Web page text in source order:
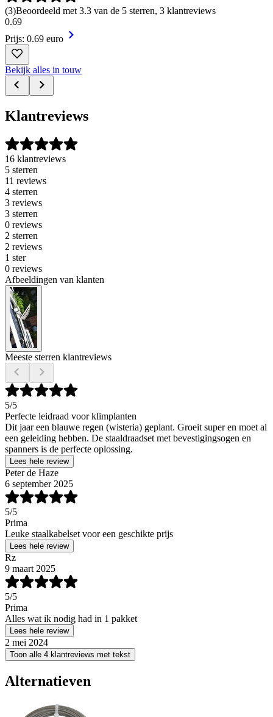
(3)Beoordeeld met 3.3 van de 5 sterren, 3 klantreviews
0.69
Prijs: 0.69 euro
Bekijk alles in touw
Klantreviews
16 klantreviews
5 sterren
11 reviews
4 sterren
3 reviews
3 sterren
0 reviews
2 sterren
2 reviews
1 ster
0 reviews
Afbeeldingen van klanten
Meeste sterren klantreviews
5/5
Perfecte leidraad voor klimplanten
Dit jaar een blauwe regen (wisteria) geplant. Groeit super en moet al
een geleiding hebben. De staaldraadset met bevestigingsogen en
spanners is de perfecte oplossing.
Lees hele review
Peter de Haze
6 september 2025
5/5
Prima
Leuke staalkabelset voor een geschikte prijs
Lees hele review
Rz
9 maart 2025
5/5
Prima
Alles wat ik nodig had in 1 pakket
Lees hele review
2 mei 2024
Toon alle 4 klantreviews met tekst
Alternatieven